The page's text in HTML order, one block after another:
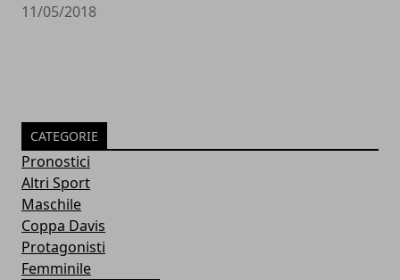
11/05/2018
CATEGORIE
Pronostici
Altri Sport
Maschile
Coppa Davis
Protagonisti
Femminile